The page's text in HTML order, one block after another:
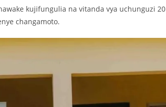
kujifungulia na vitanda vya uchunguzi 20
changamoto.